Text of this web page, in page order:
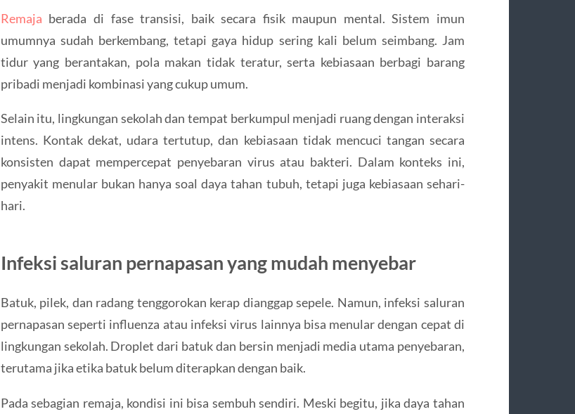
Remaja berada di fase transisi, baik secara fisik maupun mental. Sistem imun
umumnya sudah berkembang, tetapi gaya hidup sering kali belum seimbang. Jam
tidur yang berantakan, pola makan tidak teratur, serta kebiasaan berbagi barang
pribadi menjadi kombinasi yang cukup umum.
Selain itu, lingkungan sekolah dan tempat berkumpul menjadi ruang dengan interaksi
intens. Kontak dekat, udara tertutup, dan kebiasaan tidak mencuci tangan secara
konsisten dapat mempercepat penyebaran virus atau bakteri. Dalam konteks ini,
penyakit menular bukan hanya soal daya tahan tubuh, tetapi juga kebiasaan sehari-
hari.
Infeksi saluran pernapasan yang mudah menyebar
Batuk, pilek, dan radang tenggorokan kerap dianggap sepele. Namun, infeksi saluran
pernapasan seperti influenza atau infeksi virus lainnya bisa menular dengan cepat di
lingkungan sekolah. Droplet dari batuk dan bersin menjadi media utama penyebaran,
terutama jika etika batuk belum diterapkan dengan baik.
Pada sebagian remaja, kondisi ini bisa sembuh sendiri. Meski begitu, jika daya tahan